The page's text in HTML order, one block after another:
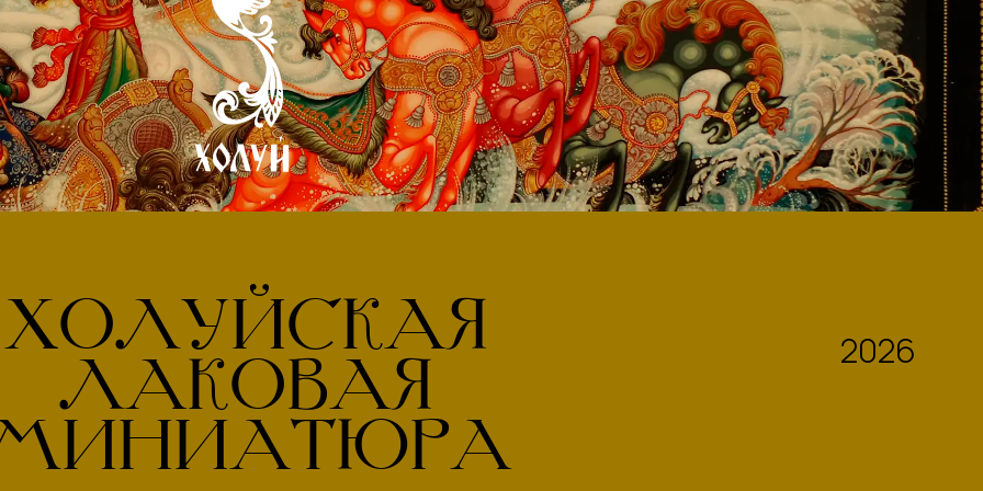
ХОЛУЙСКАЯ
ЛАКОВАЯ 2026